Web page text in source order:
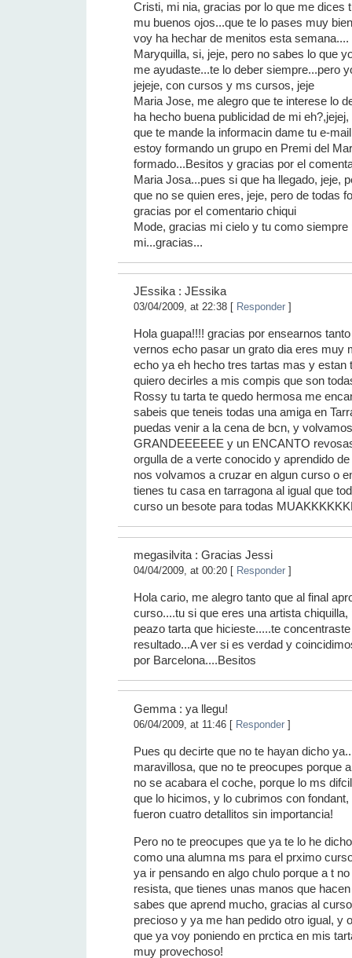
Cristi, mi nia, gracias por lo que me dices
mu buenos ojos...que te lo pases muy
voy ha hechar de menitos esta semana....
Maryquilla, si, jeje, pero no sabes lo que
me ayudaste...te lo deber siempre...pero
jejeje, con cursos y ms cursos, jeje
Maria Jose, me alegro que te interese lo
ha hecho buena publicidad de mi
que te mande la informacin dame tu e-
estoy formando un grupo en Premi del
formado...Besitos y gracias por el
Maria Josa...pues si que ha llegado, jeje,
que no se quien eres, jeje, pero de todas
gracias por el comentario chiqui
Mode, gracias mi cielo y tu como siempre
mi...gracias...
JEssika : JEssika
03/04/2009, at 22:38 [ Responder ]
Hola guapa!!!! gracias por ensearnos
vernos echo pasar un grato dia eres muy
echo ya eh hecho tres tartas mas y estan
quiero decirles a mis compis que son
Rossy tu tarta te quedo hermosa me
sabeis que teneis todas una amiga en
puedas venir a la cena de bcn, y
GRANDEEEEEE y un ENCANTO
orgulla de a verte conocido y aprendido
nos volvamos a cruzar en algun curso o
tienes tu casa en tarragona al igual que
curso un besote para todas
megasilvita : Gracias Jessi
04/04/2009, at 00:20 [ Responder ]
Hola cario, me alegro tanto que al final
curso....tu si que eres una artista chiquilla,
peazo tarta que hicieste.....te
resultado...A ver si es verdad y
por Barcelona....Besitos
Gemma : ya llegu!
06/04/2009, at 11:46 [ Responder ]
Pues qu decirte que no te hayan dicho
maravillosa, que no te preocupes porque
no se acabara el coche, porque lo ms
que lo hicimos, y lo cubrimos con
fueron cuatro detallitos sin importancia!
Pero no te preocupes que ya te lo he
como una alumna ms para el prximo
ya ir pensando en algo chulo porque a t
resista, que tienes unas manos que
sabes que aprend mucho, gracias al
precioso y ya me han pedido otro igual, y
que ya voy poniendo en prctica en mis
muy provechoso!